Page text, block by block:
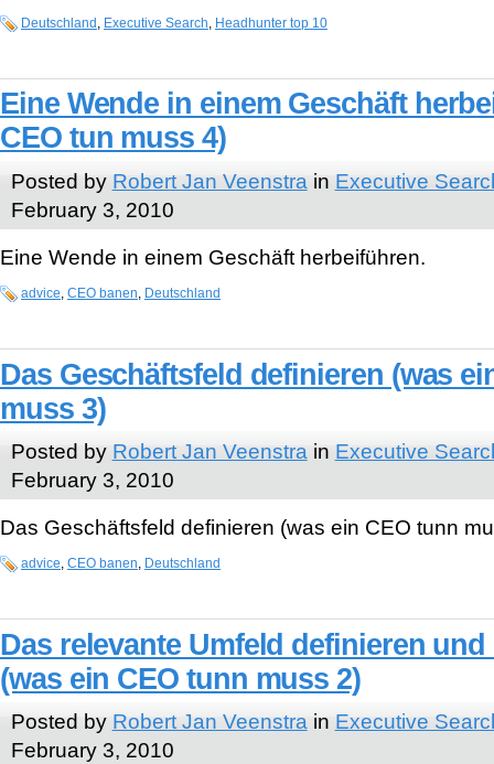
Deutschland Executive Search Headhunter top 10
Eine Wende in einem Geschäft
CEO tun muss 4)
Posted by Robert Jan Veenstrain Executive
February 3, 2010
Eine Wende in einem Geschäft herbeiführen.
advice CEO banen Deutschland
Das Geschäftsfeld definieren (was
muss 3)
Posted by Robert Jan Veenstrain Executive
February 3, 2010
Das Geschäftsfeld definieren (was ein CEO tunn
advice, CEO banen, Deutschland
Das relevante Umfeld definieren
(was ein CEO tunn muss 2)
Posted by Robert Jan Veenstrain Executive
February 3, 2010